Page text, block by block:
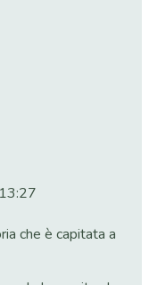
che è capitata a